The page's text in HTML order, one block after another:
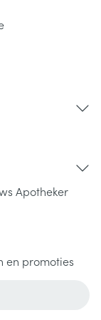
Apotheker
en promoties